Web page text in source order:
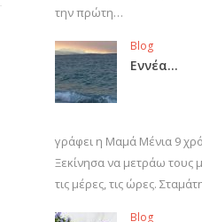
την πρώτη…
Blog
Εννέα…
γράφει η Μαμά Μένια 9
Ξεκίνησα να μετράω τους
τις μέρες, τις ώρες.
Blog